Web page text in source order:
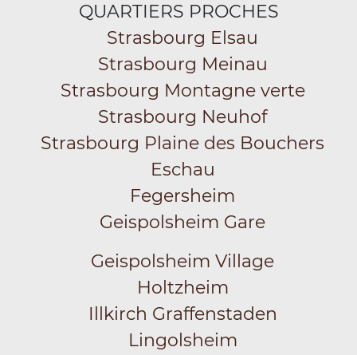
QUARTIERS PROCHES
Strasbourg Elsau
Strasbourg Meinau
Strasbourg Montagne verte
Strasbourg Neuhof
Strasbourg Plaine des Bouchers
Eschau
Fegersheim
Geispolsheim Gare
Geispolsheim Village
Holtzheim
Illkirch Graffenstaden
Lingolsheim